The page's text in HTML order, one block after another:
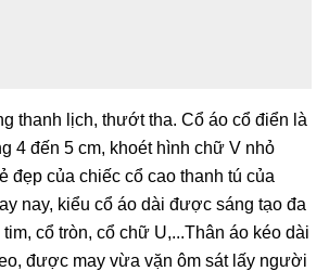
thanh lịch, thướt tha. Cổ áo cổ điển là
4 đến 5 cm, khoét hình chữ V nhỏ
đẹp của chiếc cổ cao thanh tú của
nay, kiểu cổ áo dài được sáng tạo đa
cổ tròn, cổ chữ U,...Thân áo kéo dài
được may vừa vặn ôm sát lấy người